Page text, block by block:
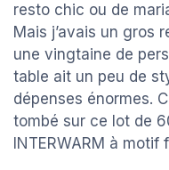
resto chic ou de
Mais j’avais un gros
une vingtaine de
table ait un peu de
dépenses énormes.
tombé sur ce lot de
INTERWARM à